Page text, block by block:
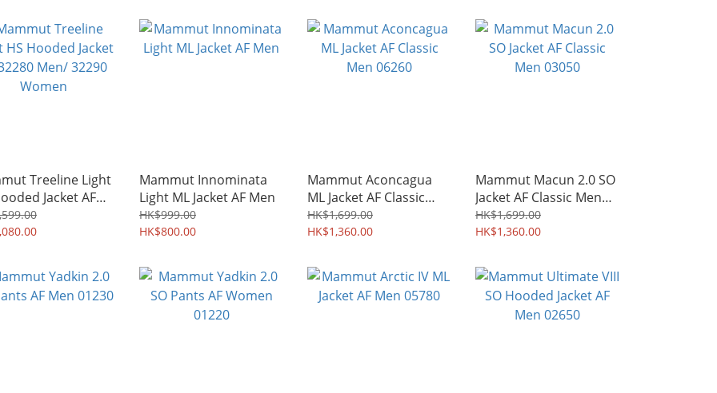
Treeline Light
Jacket AF
Men/ 32290
Mammut Innominata
Light ML Jacket AF Men
HK$999.00
HK$800.00
Mammut Aconcagua
ML Jacket AF Classic
Men 06260
HK$1,699.00
HK$1,360.00
Mammut Macun 2.0 SO
Jacket AF Classic Men
03050
HK$1,699.00
HK$1,360.00